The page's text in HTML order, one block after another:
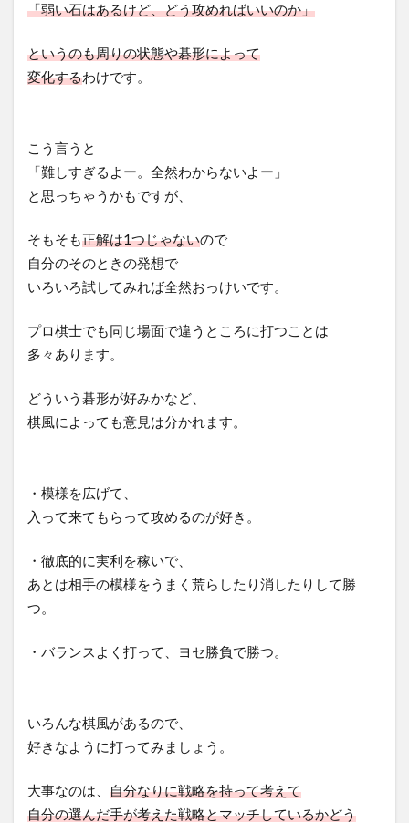
「弱い石はあるけど、どう攻めればいいのか」
というのも周りの状態や碁形によって
変化するわけです。
こう言うと
「難しすぎるよー。全然わからないよー」
と思っちゃうかもですが、
そもそも正解は1つじゃないので
自分のそのときの発想で
いろいろ試してみれば全然おっけいです。
プロ棋士でも同じ場面で違うところに打つことは
多々あります。
どういう碁形が好みかなど、
棋風によっても意見は分かれます。
・模様を広げて、
入って来てもらって攻めるのが好き。
・徹底的に実利を稼いで、
あとは相手の模様をうまく荒らしたり消したりして勝
つ。
・バランスよく打って、ヨセ勝負で勝つ。
いろんな棋風があるので、
好きなように打ってみましょう。
大事なのは、 自分なりに戦略を持って考えて
自分の選んだ手が考えた戦略とマッチしているかどう